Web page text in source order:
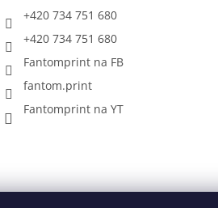
+420 734 751 680
+420 734 751 680
Fantomprint na FB
fantom.print
Fantomprint na YT